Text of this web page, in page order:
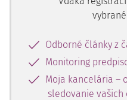
Odborné články z
Monitoring
Moja kancelária –
sledovanie